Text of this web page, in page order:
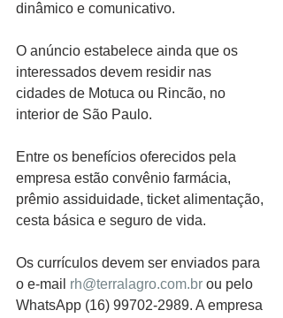
dinâmico e comunicativo.
O anúncio estabelece ainda que os
interessados devem residir nas
cidades de Motuca ou Rincão, no
interior de São Paulo.
Entre os benefícios oferecidos pela
empresa estão convênio farmácia,
prêmio assiduidade, ticket alimentação,
cesta básica e seguro de vida.
Os currículos devem ser enviados para
o e-mail rh@terralagro.com.br ou pelo
WhatsApp (16) 99702-2989. A empresa